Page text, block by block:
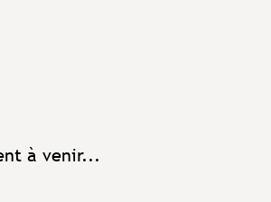
à venir...